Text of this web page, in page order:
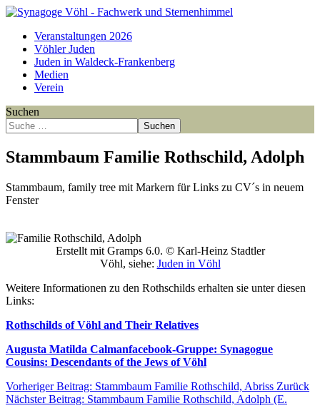
Veranstaltungen 2026
Vöhler Juden
Juden in Waldeck-Frankenberg
Medien
Verein
Suchen
Suchen
Stammbaum Familie Rothschild, Adolph
Stammbaum, family tree mit Markern für Links zu CV´s in neuem
Fenster
Erstellt mit Gramps 6.0. © Karl-Heinz Stadtler
Vöhl, siehe: Juden in Vöhl
Weitere Informationen zu den Rothschilds erhalten sie unter diesen
Links:
Rothschilds of Vöhl and Their Relatives
Augusta Matilda Calmanfacebook-Gruppe: Synagogue
Cousins: Descendants of the Jews of Vöhl
Vorheriger Beitrag: Stammbaum Familie Rothschild, Abriss Zurück
Nächster Beitrag: Stammbaum Familie Rothschild, Adolph (E.